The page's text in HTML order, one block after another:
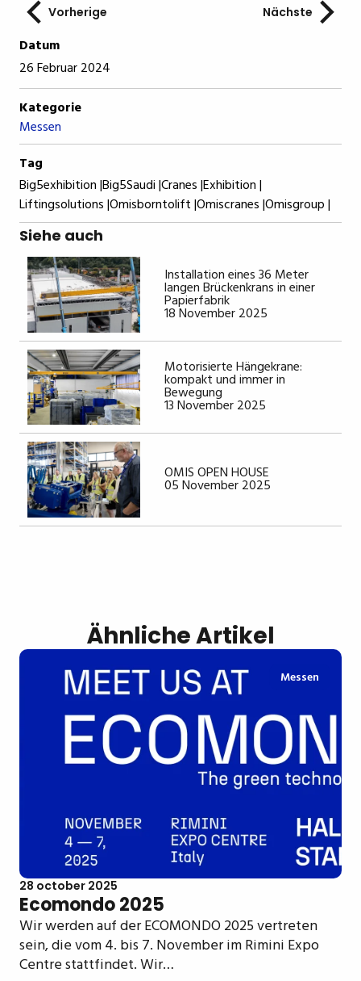
Datum
26 Februar 2024
Kategorie
Messen
Tag
Big5exhibition |Big5Saudi |Cranes |Exhibition |
Liftingsolutions |Omisborntolift |Omiscranes |Omisgroup |
Siehe auch
Installation eines 36 Meter
langen Brückenkrans in einer
Papierfabrik
18 November 2025
Motorisierte Hängekrane:
kompakt und immer in
Bewegung
13 November 2025
OMIS OPEN HOUSE
05 November 2025
Vorherige Nächste
Ähnliche Artikel
Messen
28 october 2025
Ecomondo 2025
Wir werden auf der ECOMONDO 2025 vertreten
sein, die vom 4. bis 7. November im Rimini Expo
Centre stattfindet. Wir…